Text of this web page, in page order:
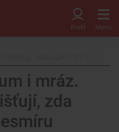
i mráz.
zda